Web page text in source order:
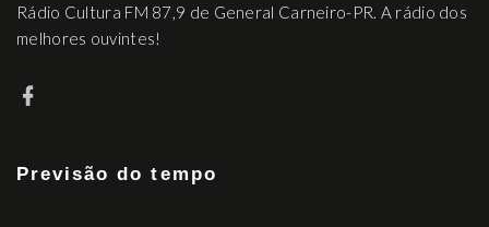
Rádio Cultura FM 87,9 de General Carneiro-PR. A rádio dos
melhores ouvintes!
Previsão do tempo